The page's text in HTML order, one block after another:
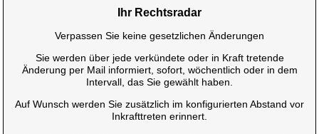
Ihr Rechtsradar
Verpassen Sie keine gesetzlichen Änderungen
Sie werden über jede verkündete oder in Kraft tretende
Änderung per Mail informiert, sofort, wöchentlich oder in dem
Intervall, das Sie gewählt haben.
Auf Wunsch werden Sie zusätzlich im konfigurierten Abstand vor
Inkrafttreten erinnert.